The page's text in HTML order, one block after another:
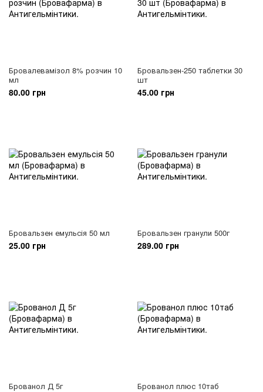
Бровалевамізол 8% розчин 10
мл
80.00 грн
Бровальзен-250 таблетки 30
шт
45.00 грн
Бровальзен емульсія 50 мл
25.00 грн
Бровальзен гранули 500г
289.00 грн
Брованол Д 5г Брованол плюс 10таб